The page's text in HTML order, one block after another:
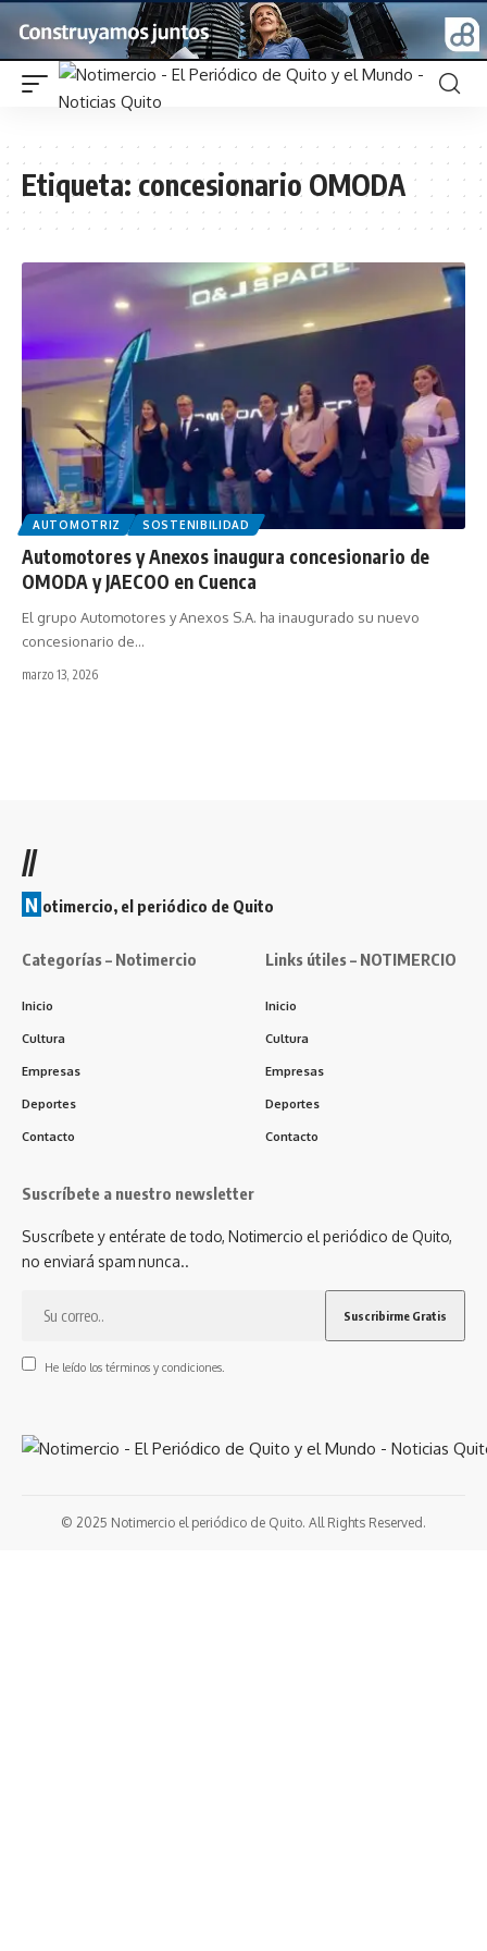
Etiqueta:concesionario OMODA
AUTOMOTRIZ SOSTENIBILIDAD
Automotores y Anexos inaugura concesionario de
OMODA y JAECOO en Cuenca
El grupo Automotores y Anexos S.A. ha inaugurado su nuevo
concesionario de…
marzo 13, 2026
//
N otimercio, el periódico de Quito
Categorías – Notimercio
Inicio
Cultura
Empresas
Deportes
Contacto
Links útiles – NOTIMERCIO
Inicio
Cultura
Empresas
Deportes
Contacto
Suscríbete a nuestro newsletter
Suscríbete y entérate de todo, Notimercio el periódico de Quito,
no enviará spam nunca..
He leído los términos y condiciones.
© 2025 Notimercio el periódico de Quito. All Rights Reserved.